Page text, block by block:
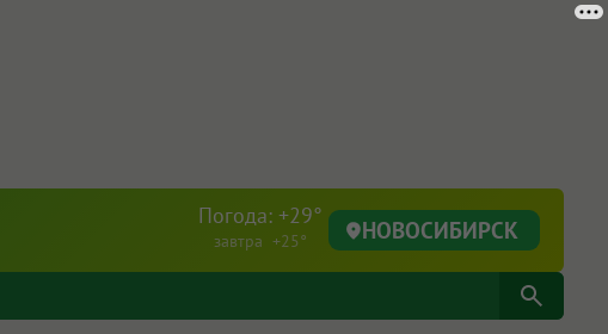
Погода: +29°
завтра +25° НОВОСИБИРСК